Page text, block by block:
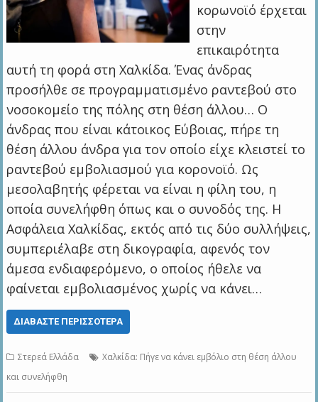
κορωνοϊό έρχεται
στην
επικαιρότητα
αυτή τη φορά στη Χαλκίδα. Ένας άνδρας
προσήλθε σε προγραμματισμένο ραντεβού στο
νοσοκομείο της πόλης στη θέση άλλου… O
άνδρας που είναι κάτοικος Εύβοιας, πήρε τη
θέση άλλου άνδρα για τον οποίο είχε κλειστεί το
ραντεβού εμβολιασμού για κορονοϊό. Ως
μεσολαβητής φέρεται να είναι η φίλη του, η
οποία συνελήφθη όπως και ο συνοδός της. Η
Ασφάλεια Χαλκίδας, εκτός από τις δύο συλλήψεις,
συμπεριέλαβε στη δικογραφία, αφενός τον
άμεσα ενδιαφερόμενο, ο οποίος ήθελε να
φαίνεται εμβολιασμένος χωρίς να κάνει…
ΔΙΑΒΆΣΤΕ ΠΕΡΙΣΣΌΤΕΡΑ
Στερεά Ελλάδα
Χαλκίδα: Πήγε να κάνει εμβόλιο στη θέση άλλου
και συνελήφθη